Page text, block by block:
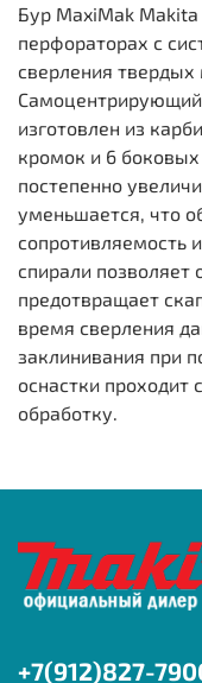
Бур MaxiMak
перфораторах с
сверления твердых
изготовлен из
кромок и 6
постепенно
уменьшается, что
сопротивляемость
спирали позволяет
предотвращает
время сверления
заклинивания при
оснастки
обработку.
+7(912)827-